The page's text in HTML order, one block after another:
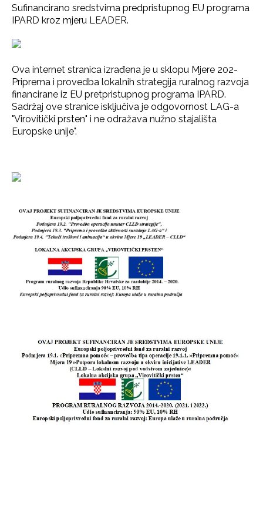
Sufinancirano sredstvima predpristupnog EU programa
IPARD kroz mjeru LEADER.
Ova internet stranica izrađena je u sklopu Mjere 202-
Priprema i provedba lokalnih strategija ruralnog razvoja
financirane iz EU pretpristupnog programa IPARD.
Sadržaj ove stranice isključiva je odgovornost LAG-a
"Virovitički prsten" i ne odražava nužno stajališta
Europske unije".